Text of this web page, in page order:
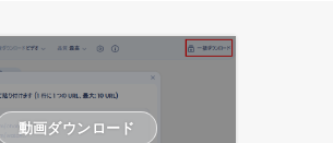
動画ダウンロード